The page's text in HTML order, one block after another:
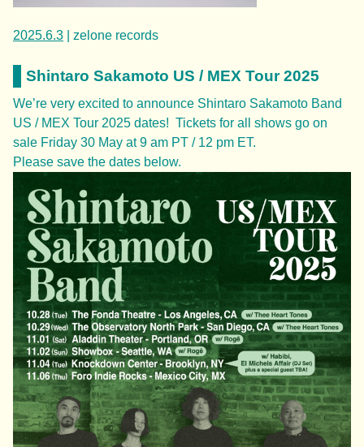
2025.6.3 | zelone records
Shintaro Sakamoto US / MEX Tour 2025
We’re very excited to announce Shintaro Sakamoto Band
US / MEX Tour 2025 dates! Tickets for all shows go on
sale Friday 30 May at 9 am PT / 12 pm ET.
Please save the dates below.